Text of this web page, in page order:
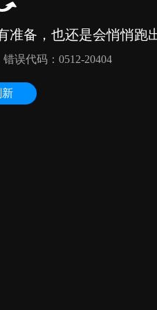
准备，也还是会悄悄跑
误代码：0512-20404
新